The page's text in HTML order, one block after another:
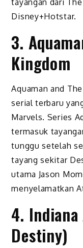
tayangan dari
Disney+Hotstar.
3.
Kingdom
Aquaman and
serial terbaru
Marvels. Series
termasuk
tunggu setelah
tayang sekitar
utama Jason
menyelamatkan
4.
Destiny)